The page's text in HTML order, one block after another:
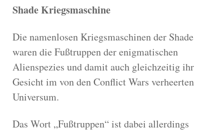
Shade Kriegsmaschine
Die namenlosen Kriegsmaschinen der Shade
waren die Fußtruppen der enigmatischen
Alienspezies und damit auch gleichzeitig ihr
Gesicht im von den Conflict Wars verheerten
Universum.
Das Wort „Fußtruppen“ ist dabei allerdings